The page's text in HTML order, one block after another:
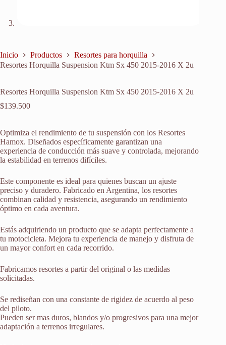
Inicio Productos
Resortes para horquilla
Resortes Horquilla Suspension Ktm Sx 450 2015-2016 X 2u
Resortes Horquilla Suspension Ktm Sx 450 2015-2016 X 2u
$139.500
Optimiza el rendimiento de tu suspensión con los Resortes
Hamox. Diseñados específicamente garantizan una
experiencia de conducción más suave y controlada, mejorando
la estabilidad en terrenos difíciles.
Este componente es ideal para quienes buscan un ajuste
preciso y duradero. Fabricado en Argentina, los resortes
combinan calidad y resistencia, asegurando un rendimiento
óptimo en cada aventura.
Estás adquiriendo un producto que se adapta perfectamente a
tu motocicleta. Mejora tu experiencia de manejo y disfruta de
un mayor confort en cada recorrido.
Fabricamos resortes a partir del original o las medidas
solicitadas.
Se rediseñan con una constante de rigidez de acuerdo al peso
del piloto.
Pueden ser mas duros, blandos y/o progresivos para una mejor
adaptación a terrenos irregulares.